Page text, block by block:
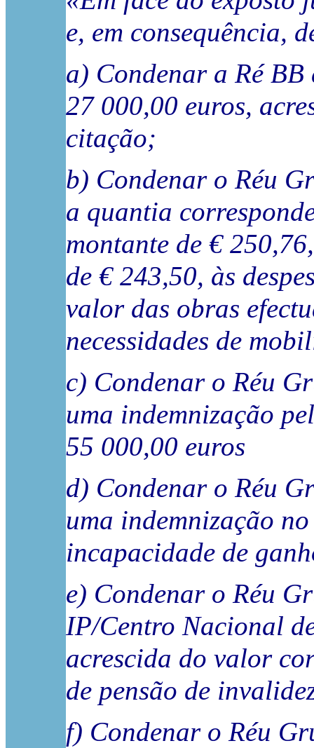
e, em consequência,
a) Condenar a Ré
27 000,00 euros,
citação;
b) Condenar o Réu
a quantia
montante de €
de € 243,50, às
valor das obras
necessidades de
c) Condenar o Réu
uma indemnização
55 000,00 euros
d) Condenar o Réu
uma indemnização
incapacidade de
e) Condenar o Réu
IP/Centro Nacional
acrescida do valor
de pensão de
f) Condenar o Réu